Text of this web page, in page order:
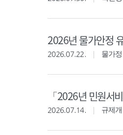
2026년 물가안정
2026.07.22. 물가
「2026년 민원서
2026.07.14. 규제